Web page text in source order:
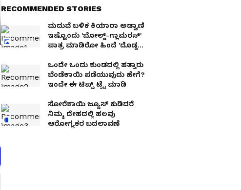
RECOMMENDED STORIES
ಮದುವೆ ಬಳಿಕ ಕಿಯಾರಾ ಅಡ್ವಾಣಿ
ಇಷ್ಟೊಂದು 'ಬೋಲ್ಡ್-ಗ್ಲಾಮರಸ್'
ಪಾತ್ರ ಮಾಡಿರೋ ಹಿಂದೆ 'ದೊಡ್ಡ
ಒಂದೇ ಒಂದು ಕುಂಡದಲ್ಲಿ ಹತ್ತಾರು
ಬೆಂಡೆಕಾಯಿ ಪಡೆಯುವುದು ಹೇಗೆ?
ಇಂದೇ ಈ ಟಿಪ್ಸ್ ಟ್ರೈ ಮಾಡಿ
ಸೋರೆಕಾಯಿ ಜ್ಯೂಸ್ ಕುಡಿದರೆ
ನಿಮ್ಮ ದೇಹದಲ್ಲಿ ಹಲವು
ಆರೋಗ್ಯಕರ ಬದಲಾವಣೆ